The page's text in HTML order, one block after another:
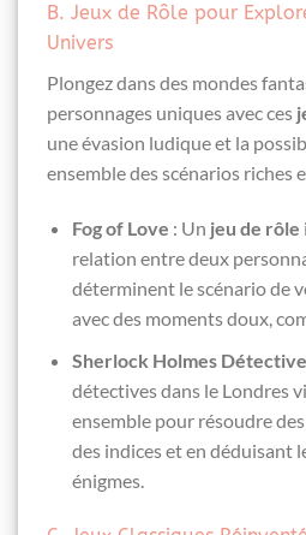
B. Jeux de Rôle pour
Univers
Plongez dans des mondes
personnages uniques avec ces
une évasion ludique et la
ensemble des scénarios riches
Fog of Love : Un jeu de rôle
relation entre deux
déterminent le scénario de
avec des moments doux,
Sherlock Holmes
détectives dans le Londres
ensemble pour résoudre
des indices et en déduisant
énigmes.